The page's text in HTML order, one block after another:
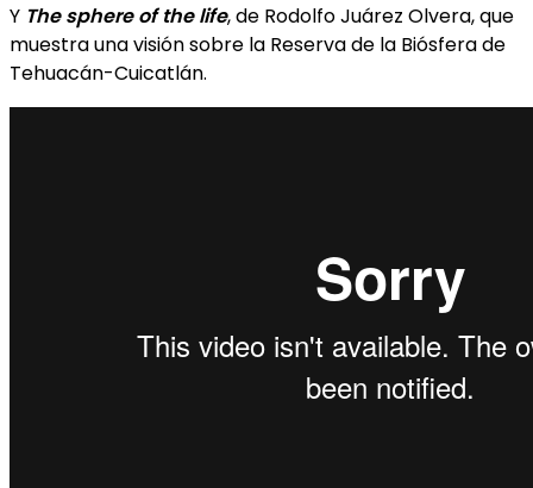
Y The sphere of the life, de Rodolfo Juárez Olvera, que
muestra una visión sobre la Reserva de la Biósfera de
Tehuacán-Cuicatlán.